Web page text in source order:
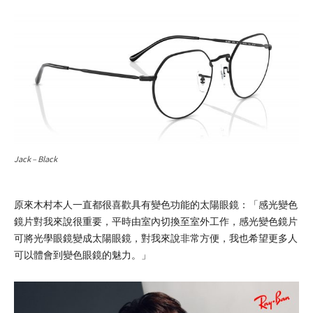
Jack – Black
原來木村本人一直都很喜歡具有變色功能的太陽眼鏡：「感光變色
鏡片對我來說很重要，平時由室內切換至室外工作，感光變色鏡片
可將光學眼鏡變成太陽眼鏡，對我來說非常方便，我也希望更多人
可以體會到變色眼鏡的魅力。」